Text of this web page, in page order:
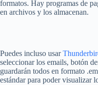
formatos. Hay programas de
en archivos y los almacenan.
Puedes incluso usar
seleccionar los emails, botón
guardarán todos en formato
estándar para poder visualizar